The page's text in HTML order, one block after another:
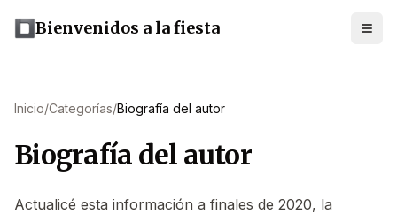
Bienvenidos a la fiesta
Inicio/Categorías/Biografía del autor
Biografía del autor
Actualicé esta información a finales de 2020, la